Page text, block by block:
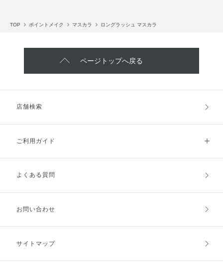
TOP ポイントメイク マスカラ ロングラッシュ マスカラ
ページトップへ戻る
店舗検索
ご利用ガイド
ご利用ガイドトップ
お支払方法
キャンセル・返品・交換
よくある質問
お問い合わせ
サイトマップ